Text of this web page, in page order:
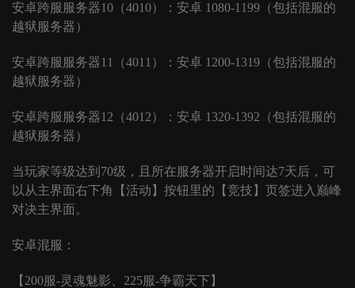
安卓跨服服务器10（4010）：安卓 1080-1199（包括混服的
越狱服务器）
安卓跨服服务器11（4011）：安卓 1200-1319（包括混服的
越狱服务器）
安卓跨服服务器12（4012）：安卓 1320-1392（包括混服的
越狱服务器）
当玩家等级达到 70级，且所在服务器开启时间达7天后，可
以从主界面右下角【活动】按钮里的【竞技】页签进入巅峰
对决主界面。
安卓混服：
【 200服-灵魂魅影、225服-争霸天下】